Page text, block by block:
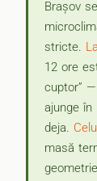
Brașov
stricte.
12 ore
cuptor”
ajunge în
deja.
masă